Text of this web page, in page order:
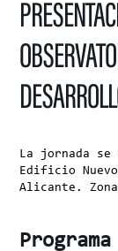
La jornada
Edificio
Alicante. Zona
Programa